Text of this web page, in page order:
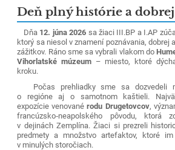
Deň plný histórie a
Dňa 12. júna 2026 sa žiaci III.BP a I.AP
ktorý sa niesol v znamení poznávania, dobrej
zážitkov. Ráno sme sa vybrali vlakom do
Vihorlatské múzeum – miesto, ktoré
kroku.
Počas prehliadky sme sa dozvedeli
o regióne aj o samotnom kaštieli.
expozície venovanérodu Drugetovcov,
francúzsko‑neapolského pôvodu, ktorá
v dejinách Zemplína. Žiaci si prezreli
predmety a množstvo artefaktov, ktoré
v minulých storočiach.